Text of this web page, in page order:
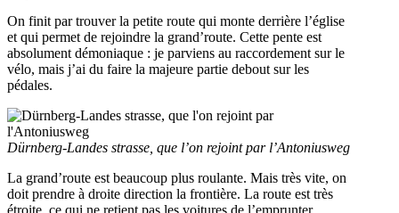
On finit par trouver la petite route qui monte derrière l’église
et qui permet de rejoindre la grand’route. Cette pente est
absolument démoniaque : je parviens au raccordement sur le
vélo, mais j’ai du faire la majeure partie debout sur les
pédales.
Dürnberg-Landes strasse, que l’on rejoint par l’Antoniusweg
La grand’route est beaucoup plus roulante. Mais très vite, on
doit prendre à droite direction la frontière. La route est très